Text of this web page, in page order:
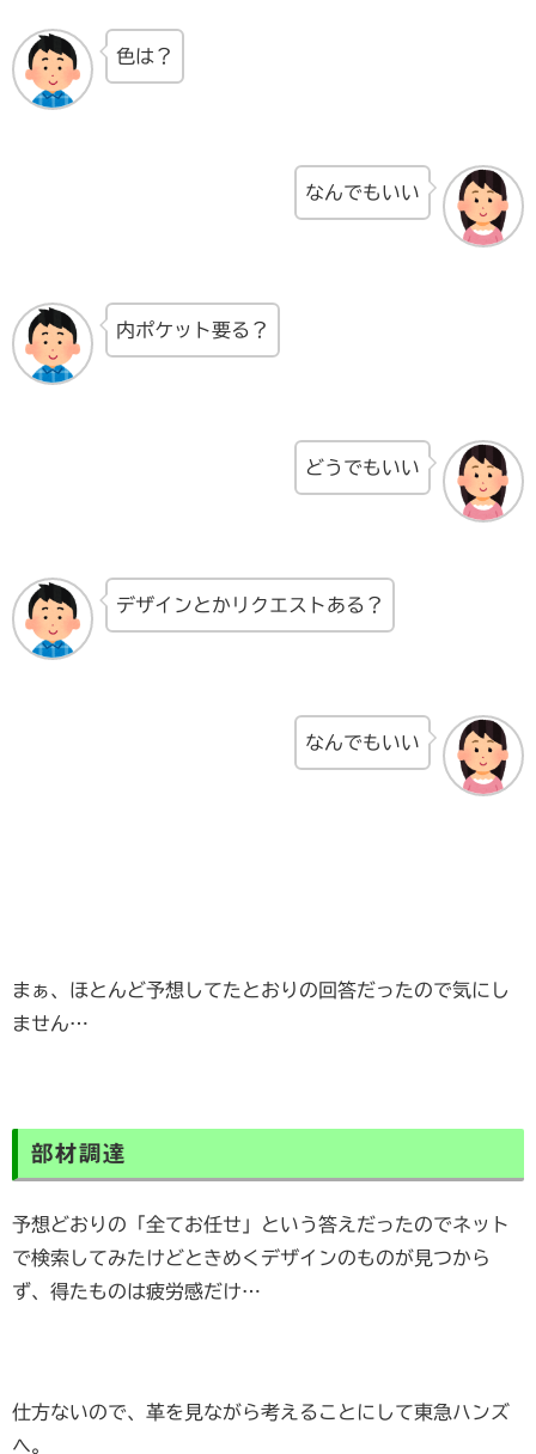
色は？
なんでもいい
内ポケット要る？
どうでもいい
デザインとかリクエストある？
なんでもいい
まぁ、ほとんど予想してたとおりの回答だったので気にし
ません…
部材調達
予想どおりの「全てお任せ」という答えだったのでネット
で検索してみたけどときめくデザインのものが見つから
ず、得たものは疲労感だけ…
仕方ないので、革を見ながら考えることにして東急ハンズ
へ。